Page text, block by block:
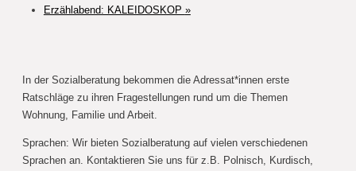
Erzählabend: KALEIDOSKOP »
In der Sozialberatung bekommen die Adressat*innen erste
Ratschläge zu ihren Fragestellungen rund um die Themen
Wohnung, Familie und Arbeit.
Sprachen: Wir bieten Sozialberatung auf vielen verschiedenen
Sprachen an. Kontaktieren Sie uns für z.B. Polnisch, Kurdisch,